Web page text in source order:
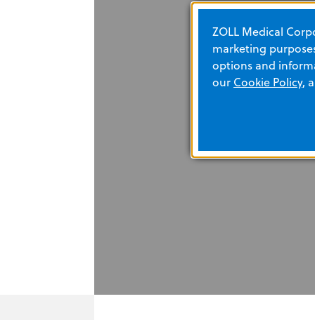
ZOLL Medical
marketing
options and
our Cookie Policy,